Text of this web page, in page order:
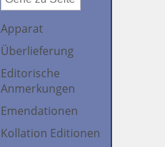
Apparat
Überlieferung
Editorische
Anmerkungen
Emendationen
Kollation Editionen